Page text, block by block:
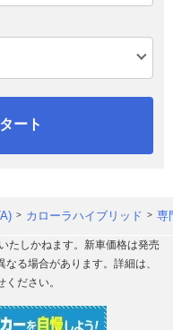
ート
カローラハイブリッド 専
たしかねます。新車価格は発売
る場合があります。詳細は、
ださい。